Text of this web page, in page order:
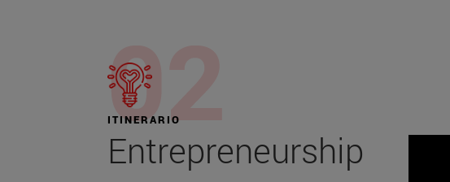
ITINERARIO
Entrepreneurship